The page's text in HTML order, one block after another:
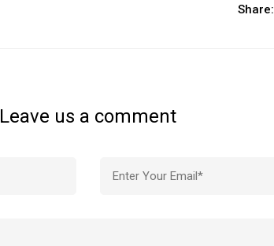
Share:
Leave us a comment